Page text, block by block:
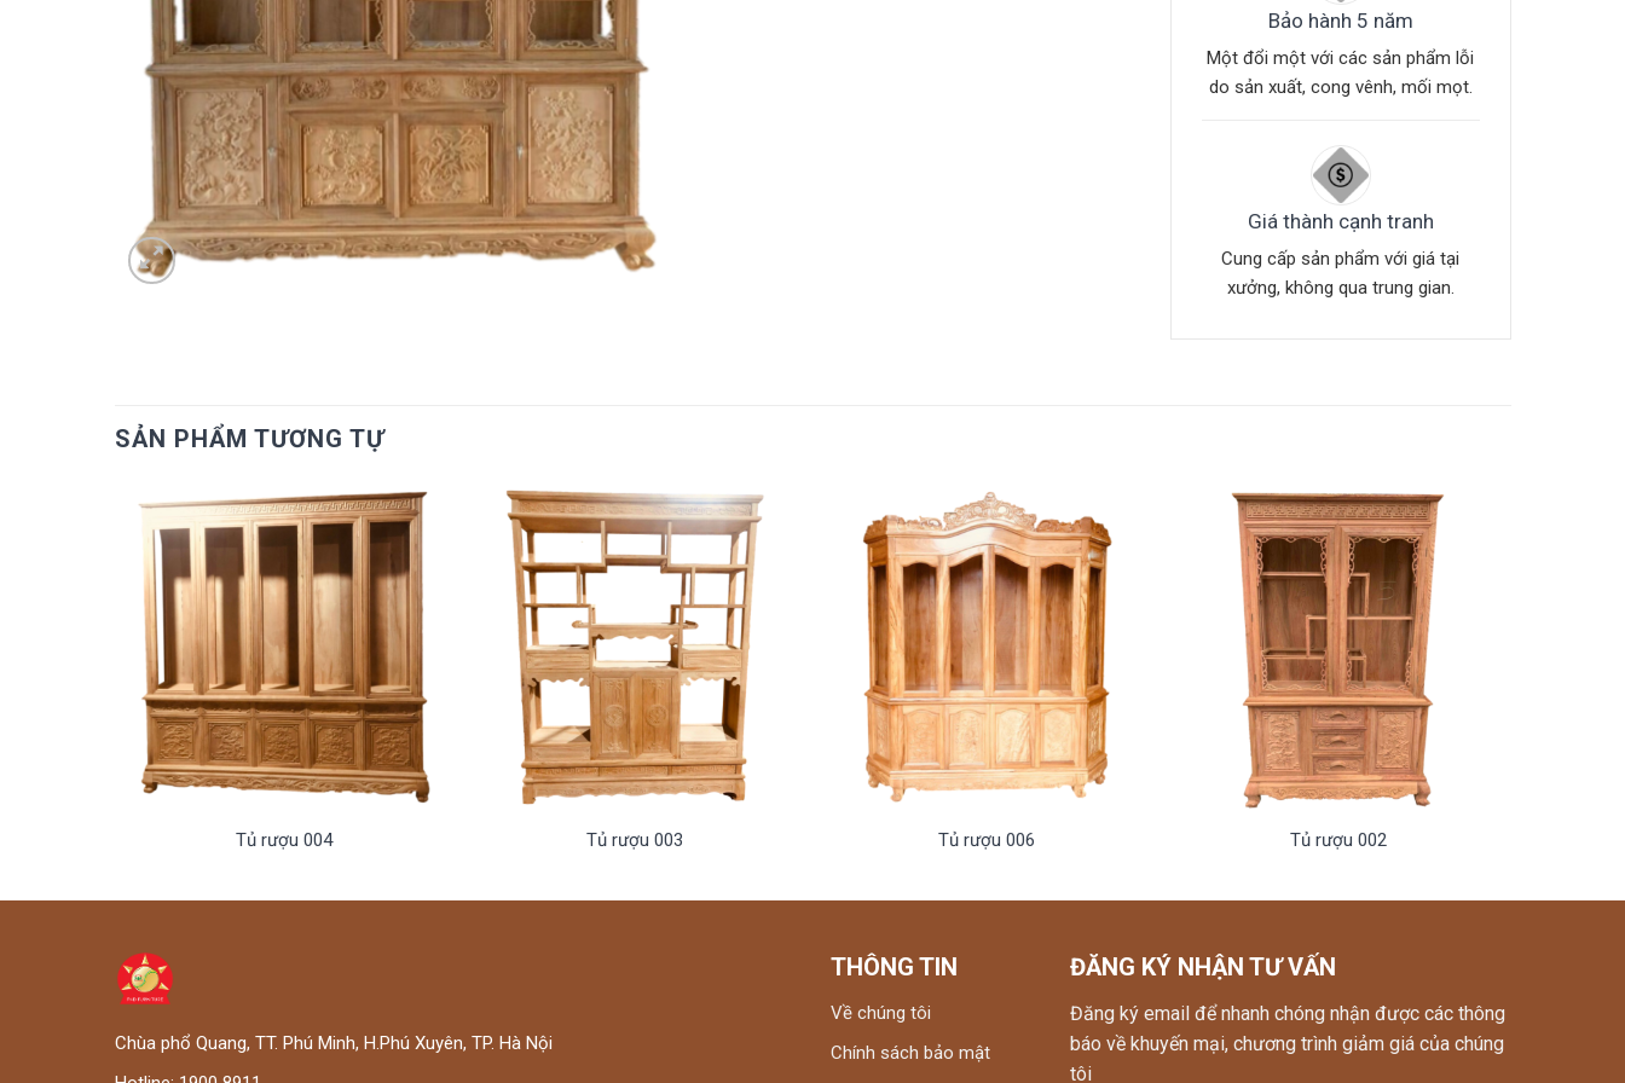
Bảo hành 5 năm
Một đổi một với các sản phẩm lỗi
do sản xuất, cong vênh, mối mọt.
Giá thành cạnh tranh
Cung cấp sản phẩm với giá tại
xưởng, không qua trung gian.
SẢN PHẨM TƯƠNG TỰ
Tủ rượu 004 Tủ rượu 003 Tủ rượu 006 Tủ rượu 002
Chùa phổ Quang, TT. Phú Minh, H.Phú Xuyên, TP. Hà Nội
THÔNG TIN
Về chúng tôi
Chính sách bảo mật
ĐĂNG KÝ NHẬN TƯ VẤN
Đăng ký email để nhanh chóng nhận được các thông
báo về khuyến mại, chương trình giảm giá của chúng
tôi